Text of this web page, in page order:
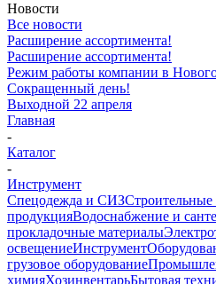
Новости
Все новости
Расширение ассортимента!
Расширение ассортимента!
Режим работы компании в
Сокращенный день!
Выходной 22 апреля
Главная
-
Каталог
-
Инструмент
Спецодежда и СИЗ
продукцияВодоснабжение и
прокладочные материалы
освещениеИнструмент
грузовое оборудование
химияХозинвентарьБытовая